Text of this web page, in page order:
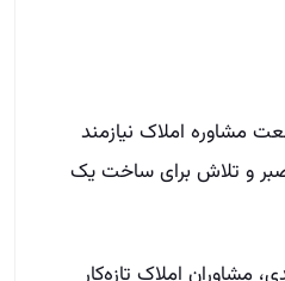
مشاوره املاک نیازمند
صبر و تلاش برای ساخت یک